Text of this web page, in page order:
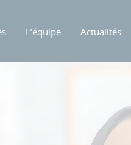
L’équipe Actualités